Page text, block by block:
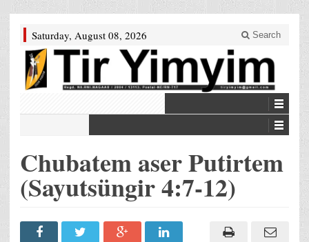
Saturday, August 08, 2026 Search
Chubatem aser Putirtem
(Sayutsüngir 4:7-12)